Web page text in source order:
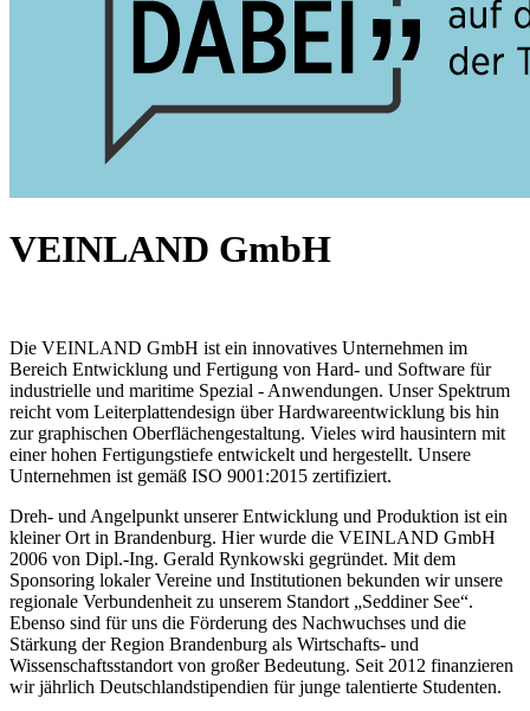
VEINLAND GmbH
Die VEINLAND GmbH ist ein innovatives Unternehmen im
Bereich Entwicklung und Fertigung von Hard- und Software für
industrielle und maritime Spezial - Anwendungen. Unser Spektrum
reicht vom Leiterplattendesign über Hardwareentwicklung bis hin
zur graphischen Oberflächengestaltung. Vieles wird hausintern mit
einer hohen Fertigungstiefe entwickelt und hergestellt. Unsere
Unternehmen ist gemäß ISO 9001:2015 zertifiziert.
Dreh- und Angelpunkt unserer Entwicklung und Produktion ist ein
kleiner Ort in Brandenburg. Hier wurde die VEINLAND GmbH
2006 von Dipl.-Ing. Gerald Rynkowski gegründet. Mit dem
Sponsoring lokaler Vereine und Institutionen bekunden wir unsere
regionale Verbundenheit zu unserem Standort „Seddiner See“.
Ebenso sind für uns die Förderung des Nachwuchses und die
Stärkung der Region Brandenburg als Wirtschafts- und
Wissenschaftsstandort von großer Bedeutung. Seit 2012 finanzieren
wir jährlich Deutschlandstipendien für junge talentierte Studenten.